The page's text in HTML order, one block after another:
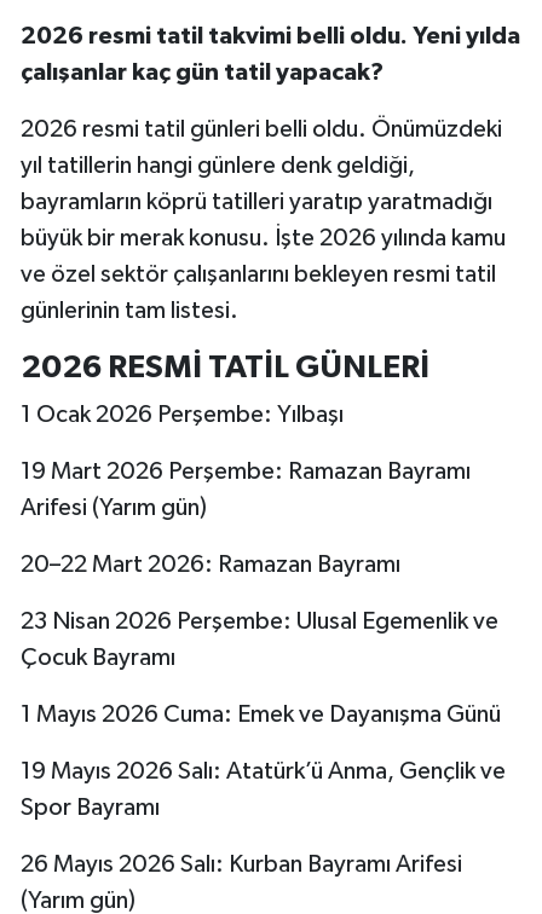
2026 resmi tatil takvimi belli oldu. Yeni yılda
çalışanlar kaç gün tatil yapacak?
2026 resmi tatil günleri belli oldu. Önümüzdeki
yıl tatillerin hangi günlere denk geldiği,
bayramların köprü tatilleri yaratıp yaratmadığı
büyük bir merak konusu. İşte 2026 yılında kamu
ve özel sektör çalışanlarını bekleyen resmi tatil
günlerinin tam listesi.
2026 RESMİ TATİL GÜNLERİ
1 Ocak 2026 Perşembe: Yılbaşı
19 Mart 2026 Perşembe: Ramazan Bayramı
Arifesi (Yarım gün)
20–22 Mart 2026: Ramazan Bayramı
23 Nisan 2026 Perşembe: Ulusal Egemenlik ve
Çocuk Bayramı
1 Mayıs 2026 Cuma: Emek ve Dayanışma Günü
19 Mayıs 2026 Salı: Atatürk’ü Anma, Gençlik ve
Spor Bayramı
26 Mayıs 2026 Salı: Kurban Bayramı Arifesi
(Yarım gün)